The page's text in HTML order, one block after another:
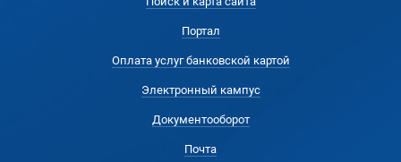
Портал
Оплата услуг банковской картой
Электронный кампус
Документооборот
Почта